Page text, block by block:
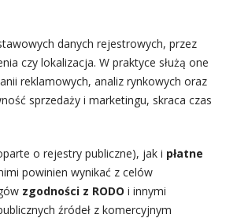
danych rejestrowych, przez
czy lokalizacja. W praktyce służą one
reklamowych, analiz rynkowych oraz
sprzedaży i marketingu, skraca czas
o rejestry publiczne), jak i płatne
powinien wynikać z celów
zgodności z RODO i innymi
źródeł z komercyjnym